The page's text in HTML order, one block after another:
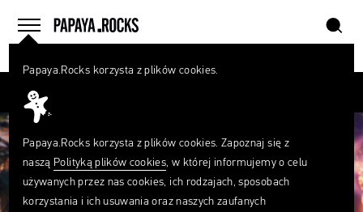
menu
home szukaj
Papaya.Rocks korzysta z plików cookies.
Papaya.Rocks korzysta z plików cookies. Zapoznaj się z
naszą Polityką plików cookies, w której informujemy o celu
używanych przez nas cookies, ich rodzajach, sposobach
korzystania i ich usuwania oraz naszych zaufanych
Czego
szukasz?